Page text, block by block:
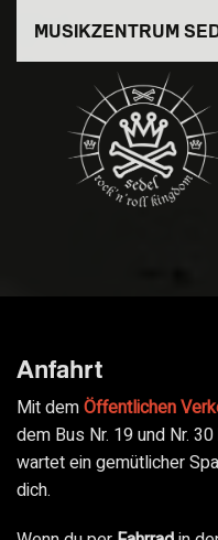
Inhalt
MUSIKZENTRUM
Anfahrt
Mit demÖffentlichen
dem Bus Nr. 19 und Nr.
wartet ein gemütlicher
dich.